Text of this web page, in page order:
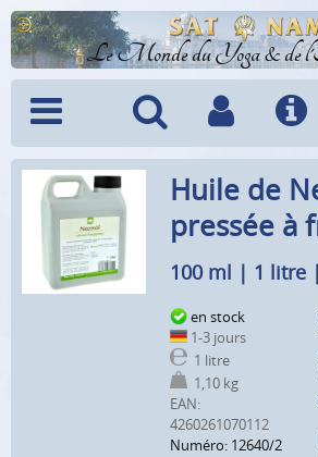
Le Monde du Yoga & de
Menu Recherche
CompteInfo
Huile de
pressée à
100 ml | 1 litre
en stock
1-3 jours
1 litre
1,10 kg
EAN:
4260261070112
Numéro: 12640/2